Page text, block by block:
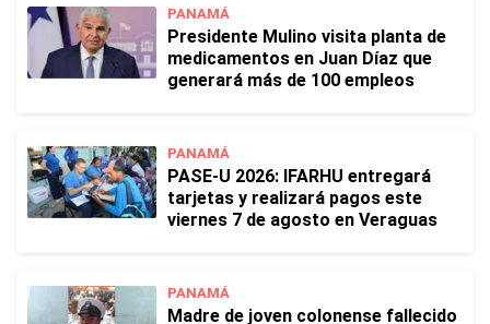
PANAMÁ
Presidente Mulino visita planta de
medicamentos en Juan Díaz que
generará más de 100 empleos
PANAMÁ
PASE-U 2026: IFARHU entregará
tarjetas y realizará pagos este
viernes 7 de agosto en Veraguas
PANAMÁ
Madre de joven colonense fallecido